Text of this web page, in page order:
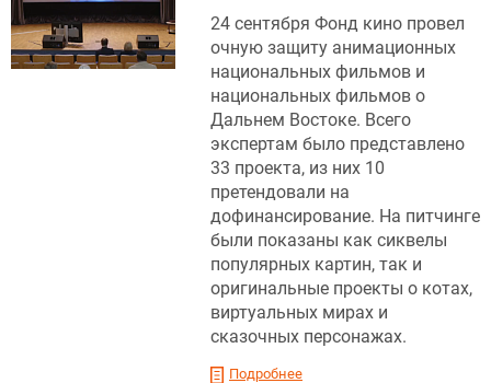
24 сентября Фонд кино провел
очную защиту анимационных
национальных фильмов и
национальных фильмов о
Дальнем Востоке. Всего
экспертам было представлено
33 проекта, из них 10
претендовали на
дофинансирование. На питчинге
были показаны как сиквелы
популярных картин, так и
оригинальные проекты о котах,
виртуальных мирах и
сказочных персонажах.
Подробнее